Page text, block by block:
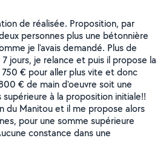
de réalisée. Proposition, par
personnes plus une bétonnière
je l'avais demandé. Plus de
jours, je relance et puis il propose la
€ pour aller plus vite et donc
€ de main d'oeuvre soit une
à la proposition initiale!!
du Manitou et il me propose alors
pour une somme supérieure
constance dans une